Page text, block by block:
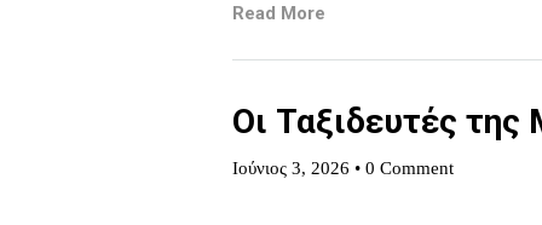
Read More
Οι Ταξιδευτές της
Ιούνιος 3, 2026 • 0 Comment